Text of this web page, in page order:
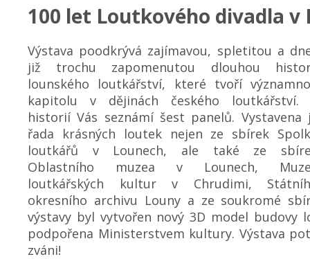
100 let Loutkového divadla v
Výstava poodkrývá zajímavou, spletitou a
již trochu zapomenutou dlouhou
lounského loutkářství, které tvoří
kapitolu v dějinách českého loutkářství.
historií Vás seznámí šest panelů. Vystavena
řada krásných loutek nejen ze sbírek
loutkářů v Lounech, ale také ze
Oblastního muzea v Lounech,
loutkářských kultur v Chrudimi,
okresního archivu Louny a ze soukromé
výstavy byl vytvořen nový 3D model budovy
podpořena Ministerstvem kultury. Výstava
zváni!